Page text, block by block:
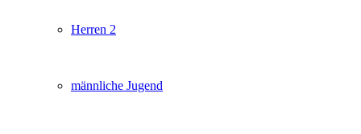
Herren 2
männliche Jugend